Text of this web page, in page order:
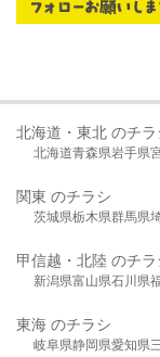
北海道・東北 のチラ
北海道青森県岩手県
関東 のチラシ
茨城県栃木県群馬県
甲信越・北陸 のチラ
新潟県富山県石川県
東海 のチラシ
岐阜県静岡県愛知県